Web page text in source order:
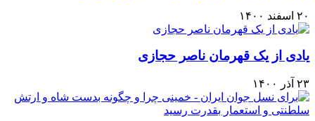
۲۰ اسفند ۱۴۰۰
یادی از یک قهرمان ناصر حجازی
۲۳ آذر ۱۴۰۰